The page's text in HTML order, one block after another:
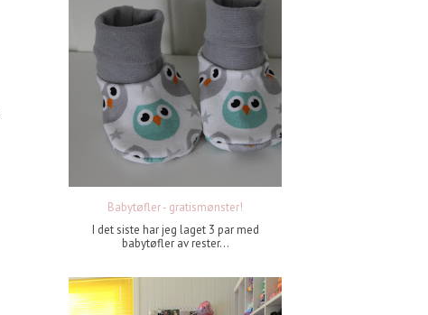
Babytøfler - gratismønster!
I det siste har jeg laget 3 par med
babytøfler av rester...